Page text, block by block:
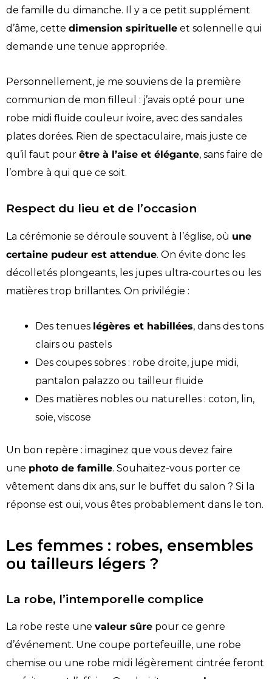
de famille du dimanche. Il y a ce petit supplément
d’âme, cette dimension spirituelle et solennelle qui
demande une tenue appropriée.
Personnellement, je me souviens de la première
communion de mon filleul : j’avais opté pour une
robe midi fluide couleur ivoire, avec des sandales
plates dorées. Rien de spectaculaire, mais juste ce
qu’il faut pour être à l’aise et élégante, sans faire de
l’ombre à qui que ce soit.
Respect du lieu et de l’occasion
La cérémonie se déroule souvent à l’église, où une
certaine pudeur est attendue. On évite donc les
décolletés plongeants, les jupes ultra-courtes ou les
matières trop brillantes. On privilégie :
Des tenues légères et habillées, dans des tons
clairs ou pastels
Des coupes sobres : robe droite, jupe midi,
pantalon palazzo ou tailleur fluide
Des matières nobles ou naturelles : coton, lin,
soie, viscose
Un bon repère : imaginez que vous devez faire
une photo de famille. Souhaitez-vous porter ce
vêtement dans dix ans, sur le buffet du salon ? Si la
réponse est oui, vous êtes probablement dans le ton.
Les femmes : robes, ensembles
ou tailleurs légers ?
La robe, l’intemporelle complice
La robe reste une valeur sûre pour ce genre
d’événement. Une coupe portefeuille, une robe
chemise ou une robe midi légèrement cintrée feront